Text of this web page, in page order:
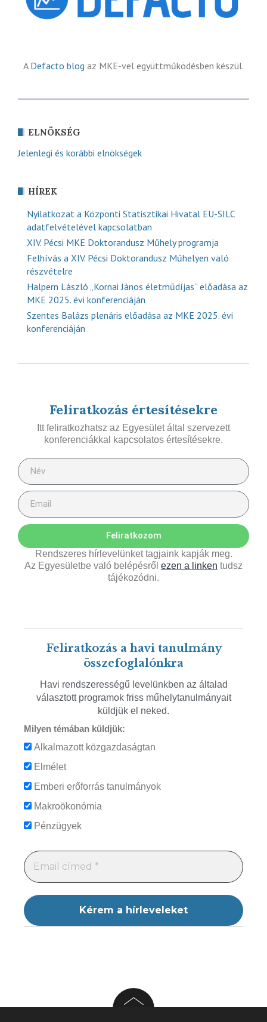
A Defacto blog az MKE-vel együttműködésben készül.
ELNÖKSÉG
Jelenlegi és korábbi elnökségek
HÍREK
Nyilatkozat a Központi Statisztikai Hivatal EU-SILC
adatfelvételével kapcsolatban
XIV. Pécsi MKE Doktorandusz Műhely programja
Felhívás a XIV. Pécsi Doktorandusz Műhelyen való
részvételre
Halpern László „Kornai János életműdíjas” előadása az
MKE 2025. évi konferenciáján
Szentes Balázs plenáris előadása az MKE 2025. évi
konferenciáján
Feliratkozás értesítésekre
Itt feliratkozhatsz az Egyesület által szervezett
konferenciákkal kapcsolatos értesítésekre.
Feliratkozom
Rendszeres hírlevelünket tagjaink kapják meg.
Az Egyesületbe való belépésről ezen a linken tudsz
tájékozódni.
Feliratkozás a havi tanulmány
összefoglalónkra
Havi rendszerességű levelünkben az általad
választott programok friss műhelytanulmányait
küldjük el neked.
Milyen témában küldjük:
Alkalmazott közgazdaságtan
Elmélet
Emberi erőforrás tanulmányok
Makroökonómia
Pénzügyek